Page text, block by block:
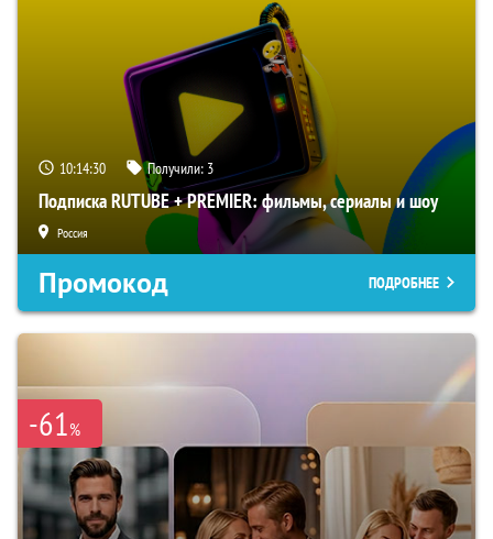
10:14:29 Получили: 3
Подписка RUTUBE + PREMIER: фильмы, сериалы и шоу
Россия
Промокод ПОДРОБНЕЕ
-61%